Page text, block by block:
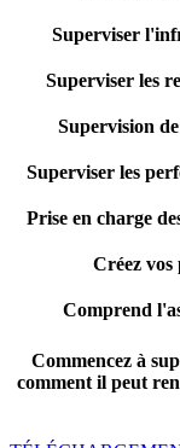
Superviser
Superviser les
Supervision
Superviser les
Prise en charge
Créez vos
Comprend
Commencez à
comment il peut